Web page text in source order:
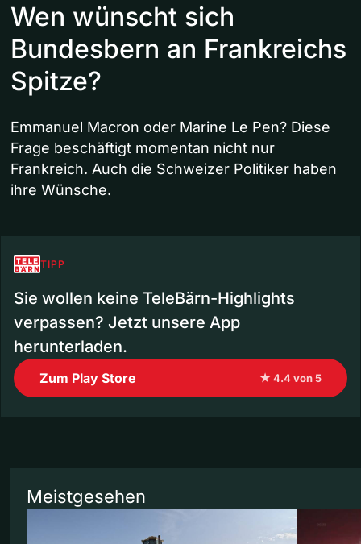
Wen wünscht sich
Bundesbern an Frankreichs
Spitze?
Emmanuel Macron oder Marine Le Pen? Diese
Frage beschäftigt momentan nicht nur
Frankreich. Auch die Schweizer Politiker haben
ihre Wünsche.
TIPP
Sie wollen keine TeleBärn-Highlights
verpassen? Jetzt unsere App
herunterladen.
Zum Play Store ★ 4.4 von 5
Meistgesehen